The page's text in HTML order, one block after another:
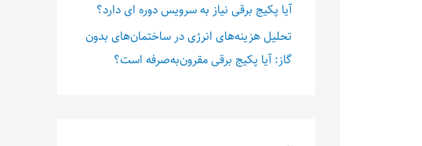
آیا پکیج برقی نیاز به سرویس دوره ای دارد؟
تحلیل هزینه‌های انرژی در ساختمان‌های بدون
گاز: آیا پکیج برقی مقرون‌به‌صرفه است؟